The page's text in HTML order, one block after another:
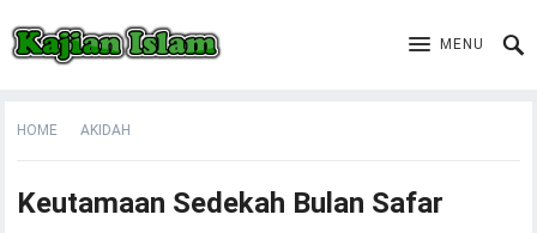
MENU
HOME AKIDAH
Keutamaan Sedekah Bulan Safar